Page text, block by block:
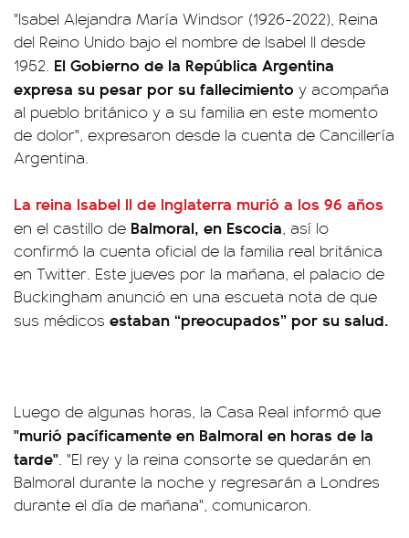
"Isabel Alejandra María Windsor (1926-2022), Reina
del Reino Unido bajo el nombre de Isabel II desde
1952. El Gobierno de la República Argentina
expresa su pesar por su fallecimiento y acompaña
al pueblo británico y a su familia en este momento
de dolor", expresaron desde la cuenta de Cancillería
Argentina.
La reina Isabel II de Inglaterra murió a los 96 años
en el castillo de Balmoral, en Escocia, así lo
confirmó la cuenta oficial de la familia real británica
en Twitter. Este jueves por la mañana, el palacio de
Buckingham anunció en una escueta nota de que
sus médicos estaban “preocupados” por su salud.
Luego de algunas horas, la Casa Real informó que
"murió pacíficamente en Balmoral en horas de la
tarde". "El rey y la reina consorte se quedarán en
Balmoral durante la noche y regresarán a Londres
durante el día de mañana", comunicaron.